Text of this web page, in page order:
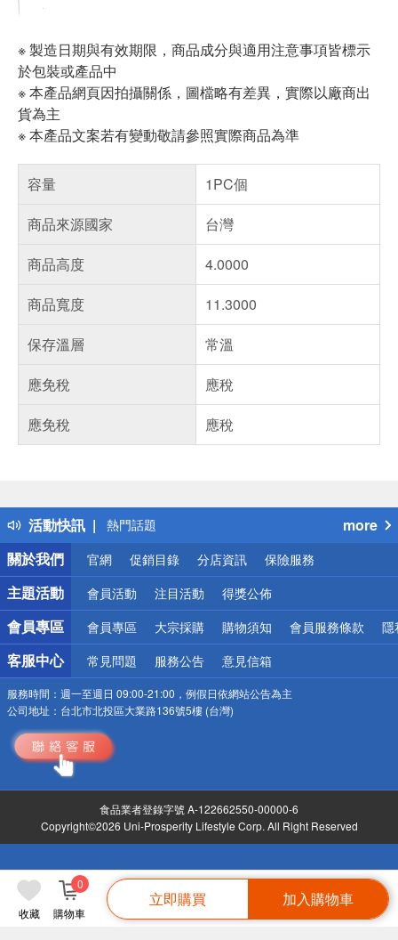
收藏 購物車
0
立即購買 加入購物車
※ 製造日期與有效期限，商品成分與適用注意事項皆標示
於包裝或產品中
※ 本產品網頁因拍攝關係，圖檔略有差異，實際以廠商出
貨為主
※ 本產品文案若有變動敬請參照實際商品為準
容量
1PC個
商品來源國家
台灣
商品高度
4.0000
商品寬度
11.3000
保存溫層
常溫
應免稅
應稅
應免稅
應稅
活動快訊
得獎公告
熱門話題
銀行優惠
偏遠地區配送
詐騙網頁！請小心！
more
關於我們
官網 促銷目錄 分店資訊 保險服務
主題活動 會員活動 注目活動 得獎公佈
會員專區 會員專區 大宗採購 購物須知 會員服務條款 隱
客服中心 常見問題 服務公告 意見信箱
服務時間： 週一至週日 09:00-21:00，例假日依網站公告為主
公司地址： 台北市北投區大業路136號5樓 (台灣)
食品業者登錄字號 A-122662550-00000-6
Copyright©2026 Uni-Prosperity Lifestyle Corp. All Right Reserved